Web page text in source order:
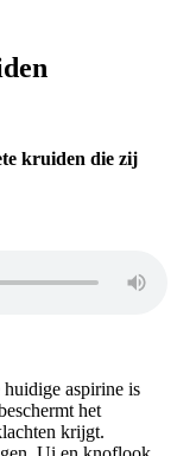
kruiden die zij
aspirine is
het
krijgt.